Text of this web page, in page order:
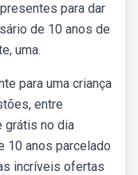
para dar
de 10 anos de
uma.
para uma criança
entre
grátis no dia
10 anos parcelado
incríveis ofertas